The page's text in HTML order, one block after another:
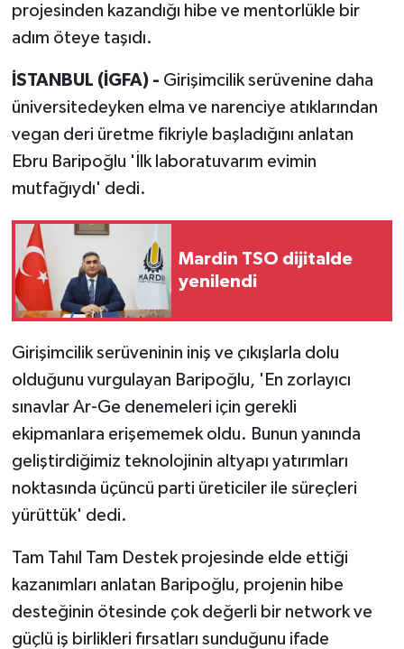
projesinden kazandığı hibe ve mentorlükle bir
adım öteye taşıdı.
İSTANBUL (İGFA) - Girişimcilik serüvenine daha
üniversitedeyken elma ve narenciye atıklarından
vegan deri üretme fikriyle başladığını anlatan
Ebru Baripoğlu 'İlk laboratuvarım evimin
mutfağıydı' dedi.
Mardin TSO dijitalde
yenilendi
Girişimcilik serüveninin iniş ve çıkışlarla dolu
olduğunu vurgulayan Baripoğlu, 'En zorlayıcı
sınavlar Ar-Ge denemeleri için gerekli
ekipmanlara erişememek oldu. Bunun yanında
geliştirdiğimiz teknolojinin altyapı yatırımları
noktasında üçüncü parti üreticiler ile süreçleri
yürüttük' dedi.
Tam Tahıl Tam Destek projesinde elde ettiği
kazanımları anlatan Baripoğlu, projenin hibe
desteğinin ötesinde çok değerli bir network ve
güçlü iş birlikleri fırsatları sunduğunu ifade